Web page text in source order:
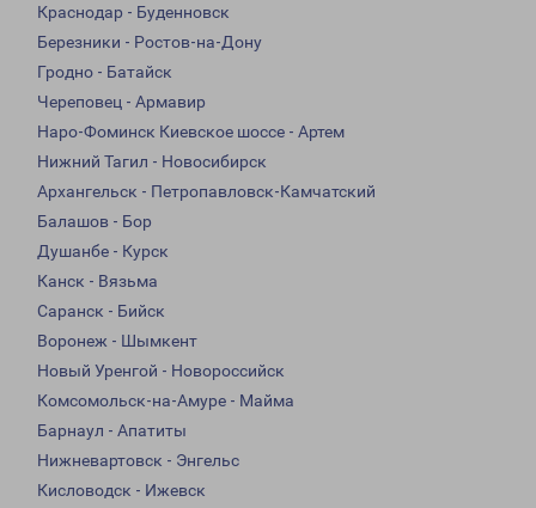
Краснодар - Буденновск
Березники - Ростов-на-Дону
Гродно - Батайск
Череповец - Армавир
Наро-Фоминск Киевское шоссе - Артем
Нижний Тагил - Новосибирск
Архангельск - Петропавловск-Камчатский
Балашов - Бор
Душанбе - Курск
Канск - Вязьма
Саранск - Бийск
Воронеж - Шымкент
Новый Уренгой - Новороссийск
Комсомольск-на-Амуре - Майма
Барнаул - Апатиты
Нижневартовск - Энгельс
Кисловодск - Ижевск